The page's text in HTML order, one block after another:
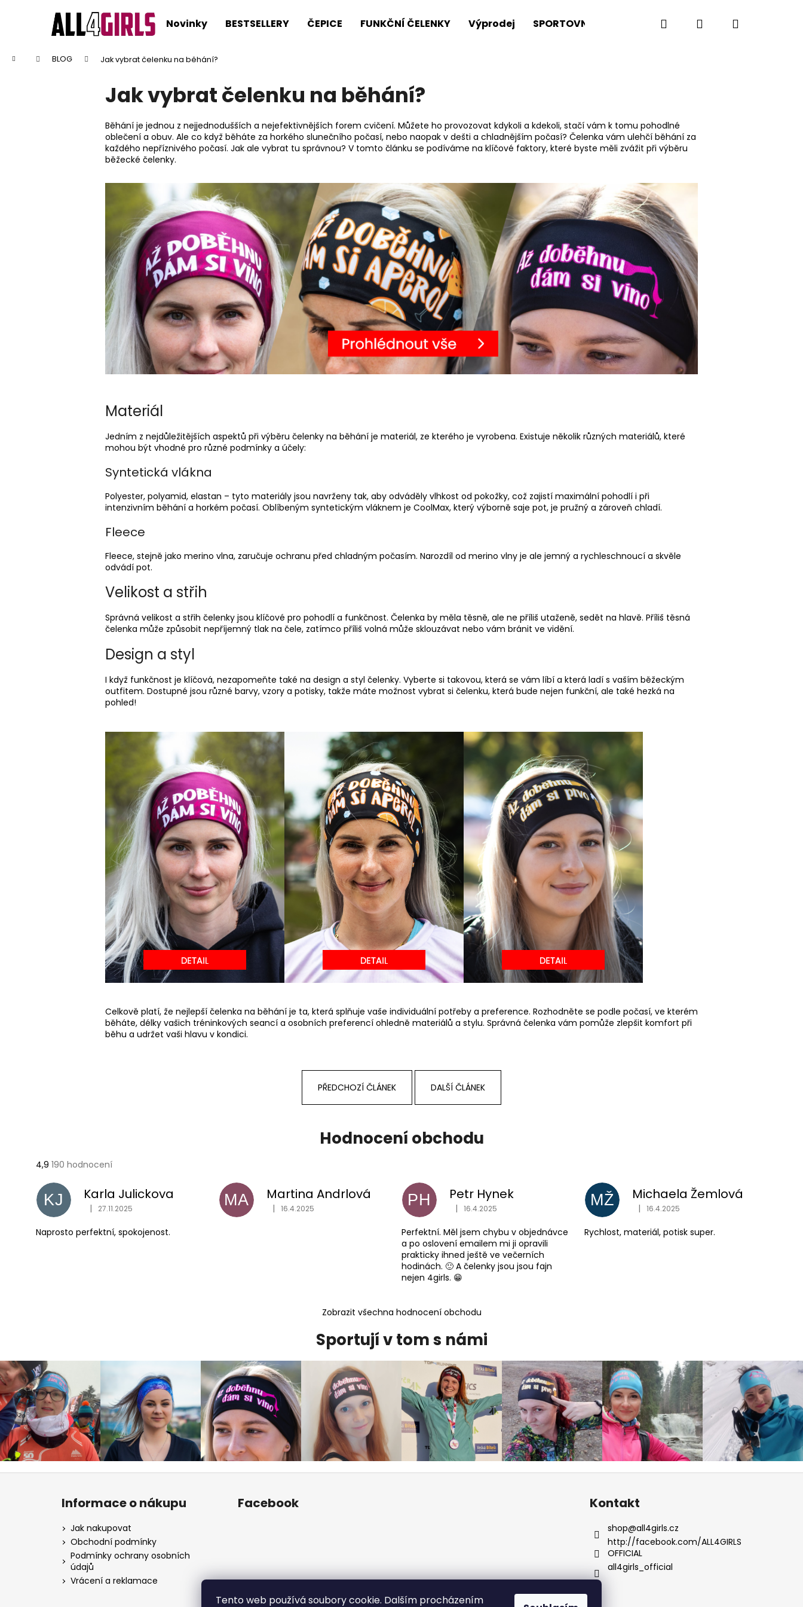
Tento web používá soubory cookie. Dalším procházením
Novinky BESTSELLERY ČEPICE FUNKČNÍ ČELENKY Výprodej SPORTOVNÍ OBLEČENÍ POTISK PRO FIRMY A SKUPINY
Hledat Přihlášení
Domů BLOG Jak vybrat čelenku na běhání?
Jak vybrat čelenku na běhání?
Běhání je jednou z nejjednodušších a nejefektivnějších forem cvičení. Můžete ho provozovat kdykoli a kdekoli, stačí vám k tomu pohodlné
oblečení a obuv. Ale co když běháte za horkého slunečního počasí, nebo naopak v dešti a chladnějším počasí? Čelenka vám ulehčí běhání za
každého nepříznivého počasí. Jak ale vybrat tu správnou? V tomto článku se podíváme na klíčové faktory, které byste měli zvážit při výběru
běžecké čelenky.
Materiál
Jedním z nejdůležitějších aspektů při výběru čelenky na běhání je materiál, ze kterého je vyrobena. Existuje několik různých materiálů, které
mohou být vhodné pro různé podmínky a účely:
Syntetická vlákna
Polyester, polyamid, elastan – tyto materiály jsou navrženy tak, aby odváděly vlhkost od pokožky, což zajistí maximální pohodlí i při
intenzivním běhání a horkém počasí. Oblíbeným syntetickým vláknem je CoolMax, který výborně saje pot, je pružný a zároveň chladí.
Fleece
Fleece, stejně jako merino vlna, zaručuje ochranu před chladným počasím. Narozdíl od merino vlny je ale jemný a rychleschnoucí a skvěle
odvádí pot.
Velikost a střih
Správná velikost a střih čelenky jsou klíčové pro pohodlí a funkčnost. Čelenka by měla těsně, ale ne příliš utaženě, sedět na hlavě. Příliš těsná
čelenka může způsobit nepříjemný tlak na čele, zatímco příliš volná může sklouzávat nebo vám bránit ve vidění.
Design a styl
I když funkčnost je klíčová, nezapomeňte také na design a styl čelenky. Vyberte si takovou, která se vám líbí a která ladí s vaším běžeckým
outfitem. Dostupné jsou různé barvy, vzory a potisky, takže máte možnost vybrat si čelenku, která bude nejen funkční, ale také hezká na
pohled!
Celkově platí, že nejlepší čelenka na běhání je ta, která splňuje vaše individuální potřeby a preference. Rozhodněte se podle počasí, ve kterém
běháte, délky vašich tréninkových seancí a osobních preferencí ohledně materiálů a stylu. Správná čelenka vám pomůže zlepšit komfort při
běhu a udržet vaši hlavu v kondici.
PŘEDCHOZÍ ČLÁNEK DALŠÍ ČLÁNEK
Zpět
obchodu
Zpět
obchodu
Hodnocení obchodu
4,9 Průměrné
obchodu
je
z
5
190 hodnocení
KJ Karla Julickova
Hodnocení obchodu je 1 z 5 hvězdiček.
| 27.11.2025
Naprosto perfektní, spokojenost.
MA Martina Andrlová
Hodnocení obchodu je 5 z 5 hvězdiček.
| 16.4.2025 PH Petr Hynek
Hodnocení obchodu je 5 z 5 hvězdiček.
| 16.4.2025
Perfektní. Měl jsem chybu v objednávce
a po oslovení emailem mi ji opravili
prakticky ihned ještě ve večerních
hodinách. 🙂 A čelenky jsou jsou fajn
nejen 4girls. 😁
MŽ Michaela Žemlová
Hodnocení obchodu je 5 z 5 hvězdiček.
| 16.4.2025
Rychlost, materiál, potisk super.
Zobrazit všechna hodnocení obchodu
Sportují v tom s námi
Informace o nákupu
Jak nakupovat
Obchodní podmínky
Podmínky ochrany osobních
údajů
Vrácení a reklamace
Facebook Kontakt
shop@all4girls.cz
http://facebook.com/ALL4GIRLS
OFFICIAL
all4girls_official